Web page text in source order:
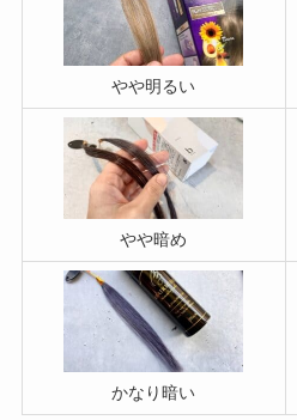
やや明るい
やや暗め
かなり暗い